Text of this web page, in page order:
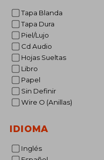
Tapa Blanda
Tapa Dura
Piel/Lujo
Cd Audio
Hojas Sueltas
Libro
Papel
Sin Definir
Wire O (Anillas)
IDIOMA
Inglés